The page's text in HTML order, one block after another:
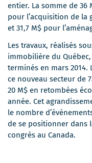
entier. La somme de 36
pour l’acquisition de la
et 31,7 M$ pour
Les travaux, réalisés
immobilière du
terminés en mars 2014.
ce nouveau secteur de
20 M$ en retombées
année. Cet
le nombre
de se positionner dans
congrès au Canada.